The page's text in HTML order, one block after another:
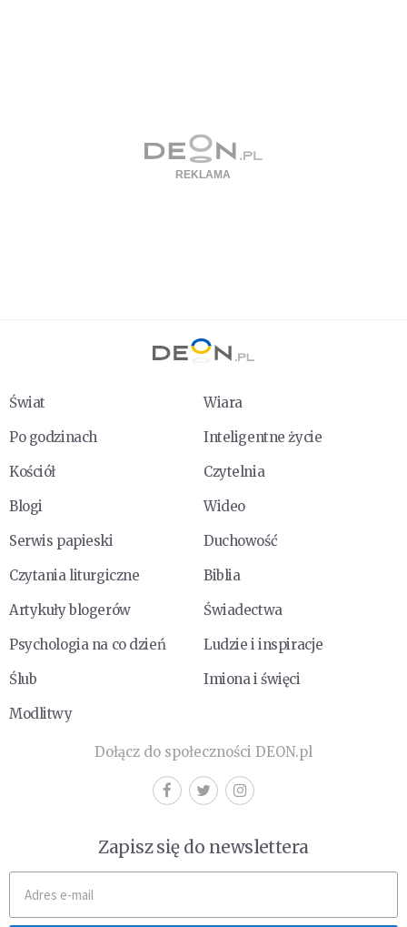
Świat
Wiara
Po godzinach
Inteligentne życie
Kościół
Czytelnia
Blogi
Wideo
Serwis papieski
Duchowość
Czytania liturgiczne
Biblia
Artykuły blogerów
Świadectwa
Psychologia na co dzień
Ludzie i inspiracje
Ślub
Imiona i święci
Modlitwy
Dołącz do społeczności DEON.pl
Zapisz się do newslettera